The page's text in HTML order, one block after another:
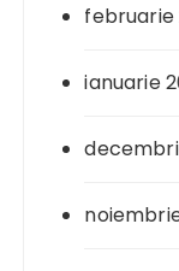
februarie
ianuarie